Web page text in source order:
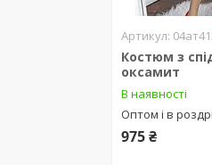
Костюм з
оксамит
В наявності
Оптом і в
975 ₴